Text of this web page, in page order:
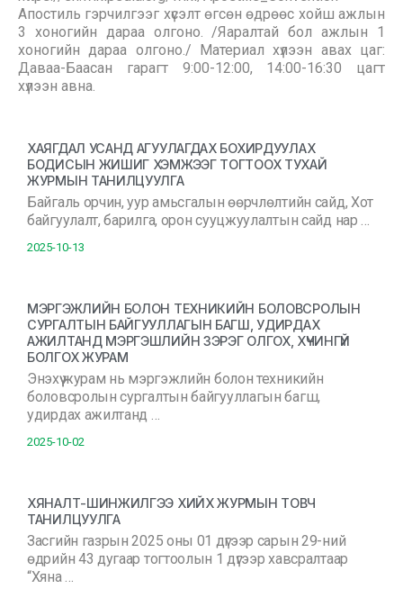
Апостиль гэрчилгээг хүсэлт өгсөн өдрөөс хойш ажлын
3 хоногийн дараа олгоно. /Яаралтай бол ажлын 1
хоногийн дараа олгоно./ Материал хүлээн авах цаг:
Даваа-Баасан гарагт 9:00-12:00, 14:00-16:30 цагт
хүлээн авна.
ХАЯГДАЛ УСАНД АГУУЛАГДАХ БОХИРДУУЛАХ
БОДИСЫН ЖИШИГ ХЭМЖЭЭГ ТОГТООХ ТУХАЙ
ЖУРМЫН ТАНИЛЦУУЛГА
Байгаль орчин, уур амьсгалын өөрчлөлтийн сайд, Хот
байгуулалт, барилга, орон сууцжуулалтын сайд нар …
2025-10-13
МЭРГЭЖЛИЙН БОЛОН ТЕХНИКИЙН БОЛОВСРОЛЫН
СУРГАЛТЫН БАЙГУУЛЛАГЫН БАГШ, УДИРДАХ
АЖИЛТАНД МЭРГЭШЛИЙН ЗЭРЭГ ОЛГОХ, ХҮЧИНГҮЙ
БОЛГОХ ЖУРАМ
Энэхүү журам нь мэргэжлийн болон техникийн
боловсролын сургалтын байгууллагын багш,
удирдах ажилтанд …
2025-10-02
ХЯНАЛТ-ШИНЖИЛГЭЭ ХИЙХ ЖУРМЫН ТОВЧ
ТАНИЛЦУУЛГА
Засгийн газрын 2025 оны 01 дүгээр сарын 29-ний
өдрийн 43 дугаар тогтоолын 1 дүгээр хавсралтаар
“Хяна …